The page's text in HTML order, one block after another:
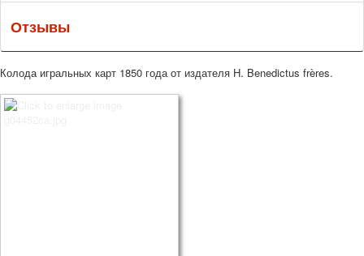
Отзывы
Колода игральных карт 1850 года от издателя H. Benedictus frères.